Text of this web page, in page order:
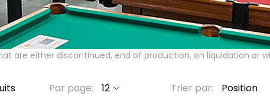
Mot de passe oublié ?
Se connecter
are either discontinued, end of production, on liquidation or
Par page Trier par